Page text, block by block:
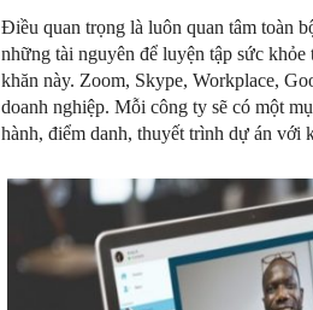
Điều quan trọng là luôn quan tâm toàn
những tài nguyên để luyện tập sức
khăn này. Zoom, Skype, Workplace,
doanh nghiệp. Mỗi công ty sẽ có một
hành, điểm danh, thuyết trình dự án